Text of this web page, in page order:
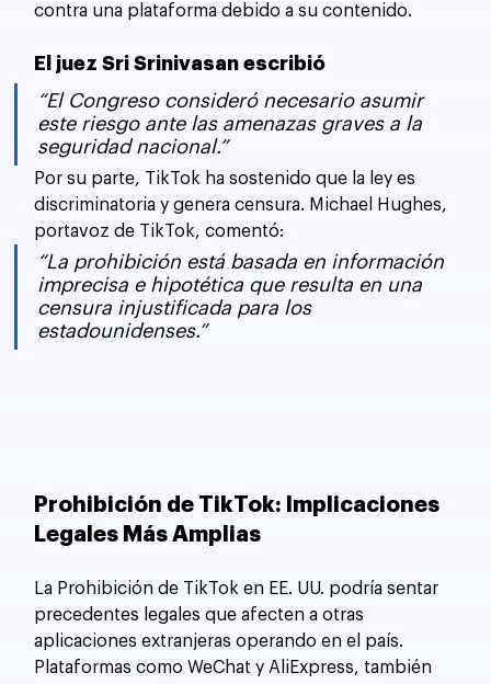
contra una plataforma debido a su contenido.
El juez Sri Srinivasan escribió
“El Congreso consideró necesario asumir
este riesgo ante las amenazas graves a la
seguridad nacional.”
Por su parte, TikTok ha sostenido que la ley es
discriminatoria y genera censura. Michael Hughes,
portavoz de TikTok, comentó:
“La prohibición está basada en información
imprecisa e hipotética que resulta en una
censura injustificada para los
estadounidenses.”
Prohibición de TikTok: Implicaciones
Legales Más Amplias
La Prohibición de TikTok en EE. UU. podría sentar
precedentes legales que afecten a otras
aplicaciones extranjeras operando en el país.
Plataformas como WeChat y AliExpress, también